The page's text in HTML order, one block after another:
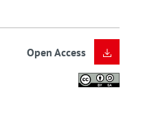
Open Access